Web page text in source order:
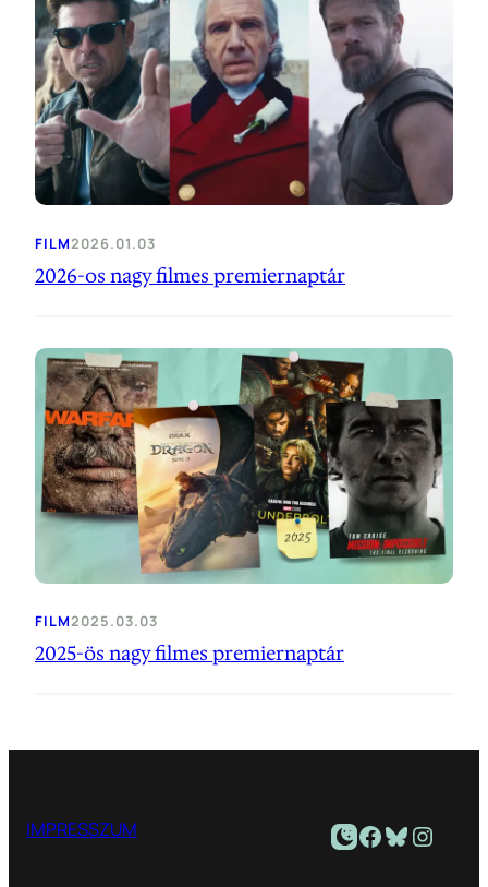
FILM2026.01.03
2026-os nagy filmes premiernaptár
FILM2025.03.03
2025-ös nagy filmes premiernaptár
IMPRESSZUM Facebook Bluesky Instagram